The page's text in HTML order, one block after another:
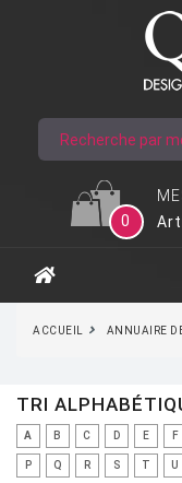
0
ACCUEIL ANNUAIRE
TRI
A B C D E F
P Q R S T U